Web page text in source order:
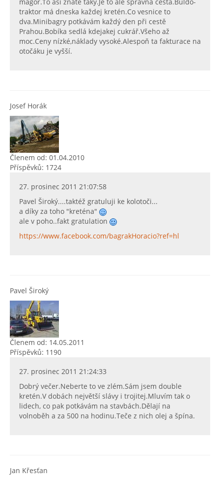
magor.To asi znáte taky.Je to ale správná cesta.Buldo-
traktor má dneska každej kretén.Co vesnice to
dva.Minibagry potkávám každý den při cestě
Prahou.Bobíka sedlá kdejakej cukrář.Všeho až
moc.Ceny nízké,náklady vysoké.Alespoň ta fakturace na
otočáku je vyšší.
Josef Horák
Členem od: 01.04.2010
Příspěvků: 1724
27. prosinec 2011 21:07:58
Pavel Široký....taktéž gratuluji ke kolotoči...
a díky za toho "kreténa"
ale v poho..fakt gratulation
https://www.facebook.com/bagrakHoracio?ref=hl
Pavel Široký
Členem od: 14.05.2011
Příspěvků: 1190
27. prosinec 2011 21:24:33
Dobrý večer.Neberte to ve zlém.Sám jsem double
kretén.V dobách největší slávy i trojitej.Mluvím tak o
lidech, co pak potkávám na stavbách.Dělají na
volnoběh a za 500 na hodinu.Teče z nich olej a špína.
Jan Křesťan